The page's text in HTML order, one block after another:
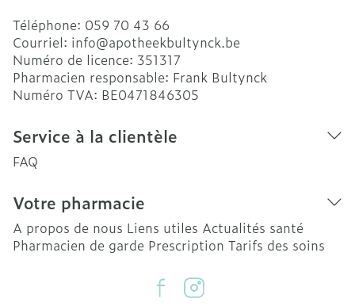
Téléphone: 059 70 43 66
Courriel: info@apotheekbultynck.be
Numéro de licence: 351317
Pharmacien responsable: Frank Bultynck
Numéro TVA: BE0471846305
Service à la clientèle
FAQ
Votre pharmacie
A propos de nous Liens utiles Actualités santé
Pharmacien de garde Prescription Tarifs des soins